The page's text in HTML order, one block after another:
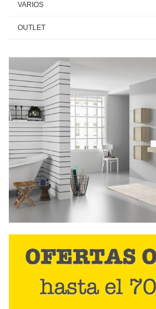
VARIOS
OUTLET